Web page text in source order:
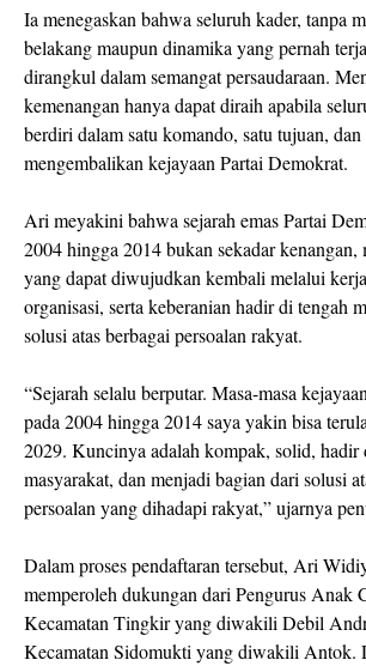
Ia menegaskan bahwa seluruh kader, tanpa
belakang maupun dinamika yang pernah
dirangkul dalam semangat persaudaraan.
kemenangan hanya dapat diraih apabila
berdiri dalam satu komando, satu tujuan,
mengembalikan kejayaan Partai Demokrat.
Ari meyakini bahwa sejarah emas Partai
2004 hingga 2014 bukan sekadar
yang dapat diwujudkan kembali melalui
organisasi, serta keberanian hadir di tengah
solusi atas berbagai persoalan rakyat.
“Sejarah selalu berputar. Masa-masa
pada 2004 hingga 2014 saya yakin bisa
2029. Kuncinya adalah kompak, solid, hadir
masyarakat, dan menjadi bagian dari solusi
persoalan yang dihadapi rakyat,” ujarnya
Dalam proses pendaftaran tersebut, Ari
memperoleh dukungan dari Pengurus Anak
Kecamatan Tingkir yang diwakili Debil
Kecamatan Sidomukti yang diwakili Antok.